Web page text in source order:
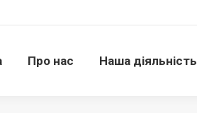
Про нас Наша діяльність
Про нас Наша діяльність